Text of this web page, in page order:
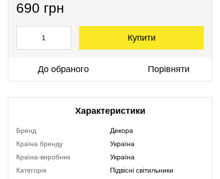
690 грн
Купити
До обраного Порівняти
Характеристики
Бренд
Декора
Країна бренду
Україна
Країна-виробник
Україна
Категорія
Підвісні світильники